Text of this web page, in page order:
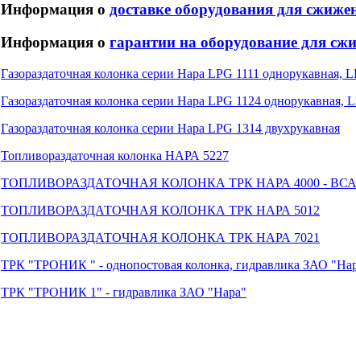
Информация о доставке оборудования для
Информация о гарантии на оборудование для
Газораздаточная колонка серии Нара LPG 1111 однорукавная,
Газораздаточная колонка серии Нара LPG 1124 однорукавная,
Газораздаточная колонка серии Нара LPG 1314 двухрукавная
Топливораздаточная колонка НАРА 5227
ТОПЛИВОРАЗДАТОЧНАЯ КОЛОНКА ТРК НАРА 4000 -
ТОПЛИВОРАЗДАТОЧНАЯ КОЛОНКА ТРК НАРА 5012
ТОПЛИВОРАЗДАТОЧНАЯ КОЛОНКА ТРК НАРА 7021
ТРК "ТРОНИК " - однопостовая колонка, гидравлика ЗАО
ТРК "ТРОНИК 1" - гидравлика ЗАО "Нара"